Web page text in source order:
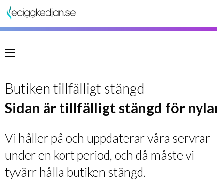
Meny
Butiken tillfälligt stängd
Sidan är tillfälligt stängd för
Vi håller på och uppdaterar våra servrar
under en kort period, och då måste vi
tyvärr hålla butiken stängd.